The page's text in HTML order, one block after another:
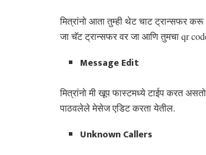
मित्रांनो आता तुम्ही थेट चाट ट्रान्सफर
जा चॅट ट्रान्सफर वर जा आणि तुमचा qr
Message Edit
मित्रांनो मी खूप फास्टमध्ये टाईप करत
पाठवलेले मेसेज एडिट करता येतील.
Unknown Callers